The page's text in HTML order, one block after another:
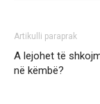
Artikulli paraprak
A lejohet të
në këmbë?